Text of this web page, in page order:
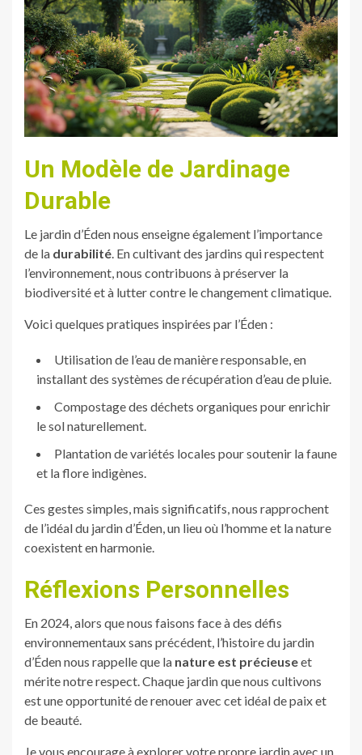
Un Modèle de Jardinage
Durable
Le jardin d’Éden nous enseigne également l’importance
de la durabilité . En cultivant des jardins qui respectent
l’environnement, nous contribuons à préserver la
biodiversité et à lutter contre le changement climatique.
Voici quelques pratiques inspirées par l’Éden :
Utilisation de l’eau de manière responsable, en
installant des systèmes de récupération d’eau de pluie.
Compostage des déchets organiques pour enrichir
le sol naturellement.
Plantation de variétés locales pour soutenir la faune
et la flore indigènes.
Ces gestes simples, mais significatifs, nous rapprochent
de l’idéal du jardin d’Éden, un lieu où l’homme et la nature
coexistent en harmonie.
Réflexions Personnelles
En 2024, alors que nous faisons face à des défis
environnementaux sans précédent, l’histoire du jardin
d’Éden nous rappelle que la nature est précieuseet
mérite notre respect. Chaque jardin que nous cultivons
est une opportunité de renouer avec cet idéal de paix et
de beauté.
Je vous encourage à explorer votre propre jardin avec un